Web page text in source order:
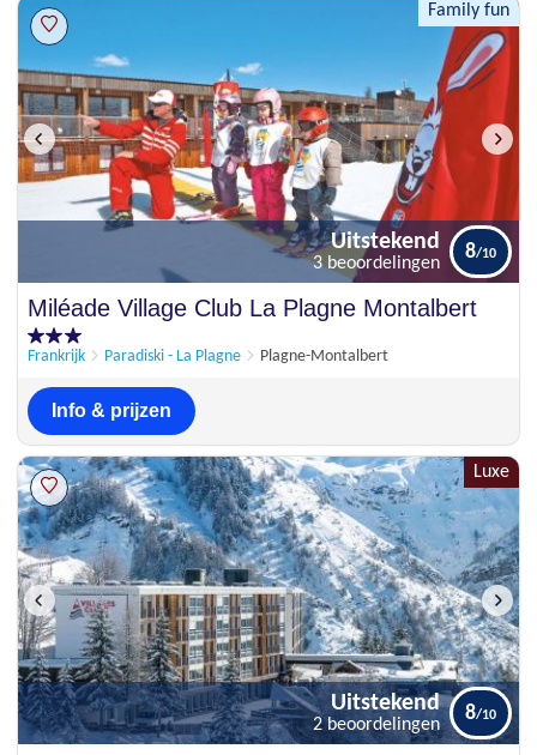
Family fun
Uitstekend
3 beoordelingen
8
Miléade Village Club La Plagne Montalbert
Frankrijk Paradiski - La Plagne Plagne-Montalbert
Uitstekend
3 beoordelingen
8
Info & prijzen
Luxe
Uitstekend
2 beoordelingen
8